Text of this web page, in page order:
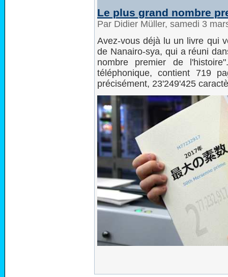
Le plus grand nombre
Par Didier Müller, samedi 3
Avez-vous déjà lu un livre qui
de Nanairo-sya, qui a réuni
nombre premier de
téléphonique, contient 719
précisément, 23'249'425